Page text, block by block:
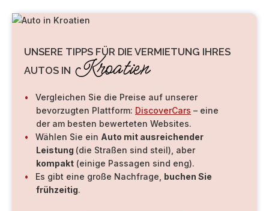
UNSERE TIPPS FÜR DIE VERMIETUNG IHRES
AUTOS IN Kroatien
Vergleichen Sie die Preise auf unserer
bevorzugten Plattform: DiscoverCars – eine
der am besten bewerteten Websites.
Wählen Sie ein Auto mit ausreichender
Leistung (die Straßen sind steil), aber
kompakt (einige Passagen sind eng).
Es gibt eine große Nachfrage, buchen Sie
frühzeitig.